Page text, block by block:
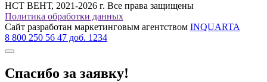
НСТ ВЕНТ, 2021-2026 г. Все права защищены
Политика обработки данных
Сайт разработан маркетинговым агентством INQUARTA
8 800 250 56 47 доб. 1234
Спасибо за заявку!